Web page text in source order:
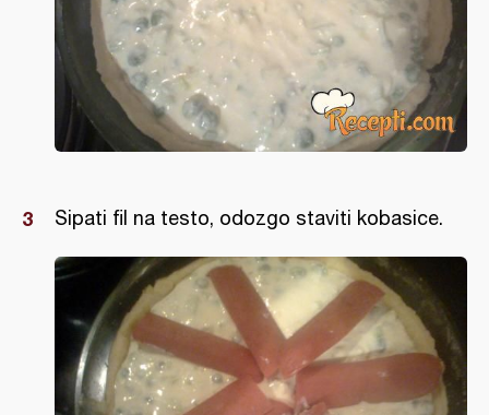
Sipati fil na testo, odozgo staviti kobasice.